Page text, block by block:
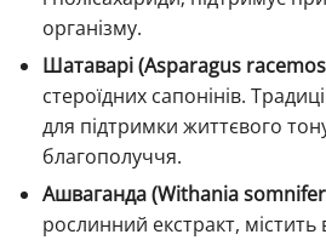
організму.
Шатаварі (Asparagus
стероїдних сапонінів.
для підтримки життєвого
благополуччя.
Ашваганда (Withania
рослинний екстракт, містить